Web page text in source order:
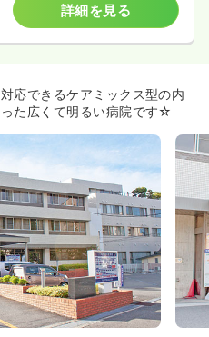
詳細を見る
応できるケアミックス型の内
た広くて明るい病院です☆